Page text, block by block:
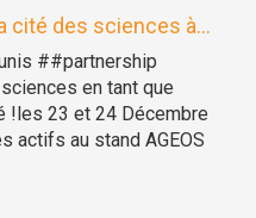
cité des sciences à...
##partnership
en tant que
!les 23 et 24 Décembre
actifs au stand AGEOS